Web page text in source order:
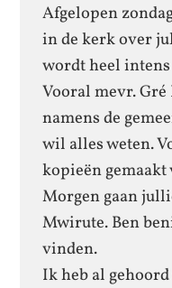
Afgelopen
in de kerk over
wordt heel
Vooral mevr.
namens de
wil alles weten.
kopieën
Morgen gaan
Mwirute. Ben
vinden.
Ik heb al